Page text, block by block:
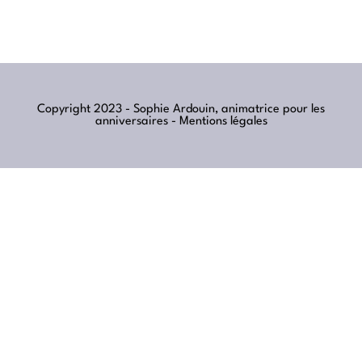
Copyright 2023 - Sophie Ardouin, animatrice pour les
anniversaires - Mentions légales